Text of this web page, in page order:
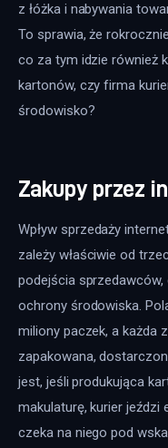
Więcej
z łóżka i nabywania
To sprawia, że
co za tym idzie również
kartonów, czy firma
środowisko?
Zakupy przez
Wpływ sprzedaży
zależy właściwie od
podejścia
ochrony środowiska.
miliony paczek, a każda
zapakowana,
jest, jeśli produkująca
makulaturę, kurier
czeka na niego pod